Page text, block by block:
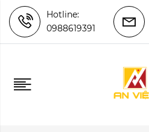
Hotline:
0988619391